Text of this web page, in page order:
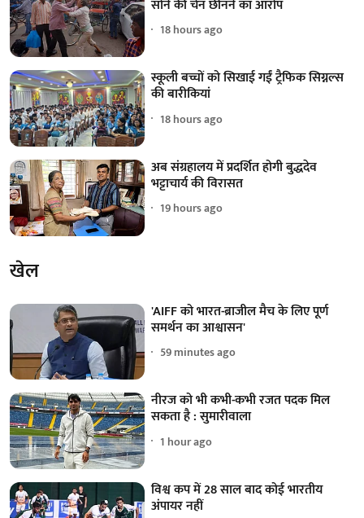
सोने की चेन छीनने का आरोप
18 hours ago
स्कूली बच्चों को सिखाई गईं ट्रैफिक सिग्नल्स
की बारीकियां
18 hours ago
अब संग्रहालय में प्रदर्शित होगी बुद्धदेव
भट्टाचार्य की विरासत
19 hours ago
खेल
'AIFF को भारत-ब्राजील मैच के लिए पूर्ण
समर्थन का आश्वासन'
59 minutes ago
नीरज को भी कभी-कभी रजत पदक मिल
सकता है : सुमारीवाला
1 hour ago
विश्व कप में 28 साल बाद कोई भारतीय
अंपायर नहीं